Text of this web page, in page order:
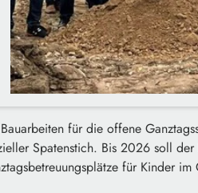
für die offene
Spatenstich. Bis 2026 soll der
für Kinder